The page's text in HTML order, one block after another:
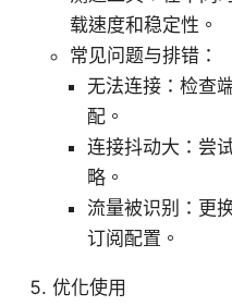
载速度和稳定性。
常见问题与排错：
无法连接：检查
配。
连接抖动大：尝
略。
流量被识别：更
订阅配置。
优化使用